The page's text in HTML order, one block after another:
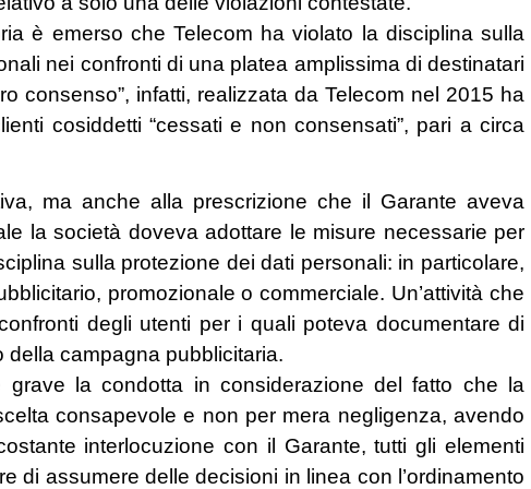
è emerso che Telecom ha violato la disciplina sulla
nei confronti di una platea amplissima di destinatari
consenso”, infatti, realizzata da Telecom nel 2015 ha
cosiddetti “cessati e non consensati”, pari a circa
ma anche alla prescrizione che il Garante aveva
la società doveva adottare le misure necessarie per
sulla protezione dei dati personali: in particolare,
promozionale o commerciale. Un’attività che
degli utenti per i quali poteva documentare di
della campagna pubblicitaria.
grave la condotta in considerazione del fatto che la
consapevole e non per mera negligenza, avendo
interlocuzione con il Garante, tutti gli elementi
di assumere delle decisioni in linea con l’ordinamento